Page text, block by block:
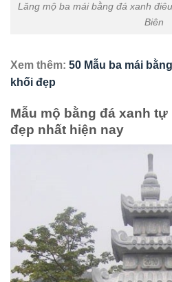
Lăng mộ ba mái bằng đá xanh
Biên
Xem thêm: 50 Mẫu ba mái
khối đẹp
Mẫu mộ bằng đá xanh
đẹp nhất hiện nay